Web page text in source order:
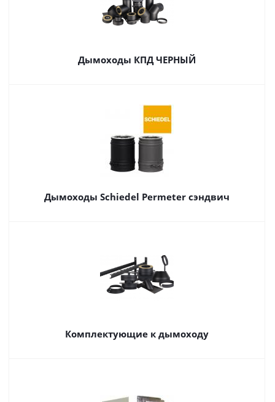
Дымоходы КПД ЧЕРНЫЙ
Дымоходы Schiedel Permeter сэндвич
Комплектующие к дымоходу